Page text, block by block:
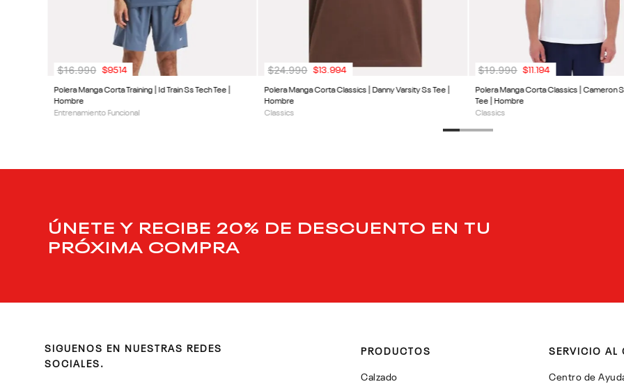
Polera Manga Corta Training | Id Train Ss Tech Tee |
Hombre
Entrenamiento Funcional
$16.990 $9514
Polera Manga Corta Classics | Danny Varsity Ss Tee |
Hombre
Classics
$24.990 $13.994
Polera Manga Corta Classics | Cameron
Tee | Hombre
Classics
$19.990 $11.194
ÚNETE Y RECIBE 20% DE DESCUENTO EN TU
PRÓXIMA COMPRA
SIGUENOS EN NUESTRAS REDES
SOCIALES.
PRODUCTOS
Calzado
SERVICIO AL
Centro de